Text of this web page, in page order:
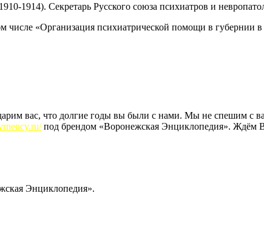
1914). Секретарь Русского союза психиатров и
числе «Организация психиатрической помощи в губернии
вас, что долгие годы вы были с нами. Мы не спешим с
под брендом «Воронежская Энциклопедия». Ждём
Энциклопедия».